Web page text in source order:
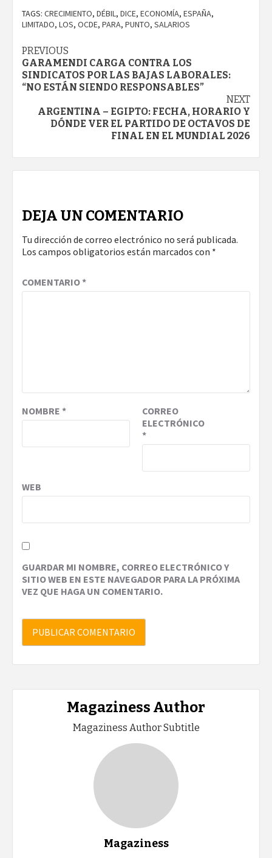
TAGS: CRECIMIENTO, DÉBIL, DICE, ECONOMÍA, ESPAÑA,
LIMITADO, LOS, OCDE, PARA, PUNTO, SALARIOS
Continue
Reading
PREVIOUS
GARAMENDI CARGA CONTRA LOS
SINDICATOS POR LAS BAJAS LABORALES:
“NO ESTÁN SIENDO RESPONSABLES”
NEXT
ARGENTINA – EGIPTO: FECHA, HORARIO Y
DÓNDE VER EL PARTIDO DE OCTAVOS DE
FINAL EN EL MUNDIAL 2026
DEJA UN COMENTARIO
Tu dirección de correo electrónico no será publicada.
Los campos obligatorios están marcados con *
COMENTARIO*
NOMBRE *
CORREO
ELECTRÓNICO
*
WEB
GUARDAR MI NOMBRE, CORREO ELECTRÓNICO Y
SITIO WEB EN ESTE NAVEGADOR PARA LA PRÓXIMA
VEZ QUE HAGA UN COMENTARIO.
Magaziness Author
Magaziness Author Subtitle
Magaziness